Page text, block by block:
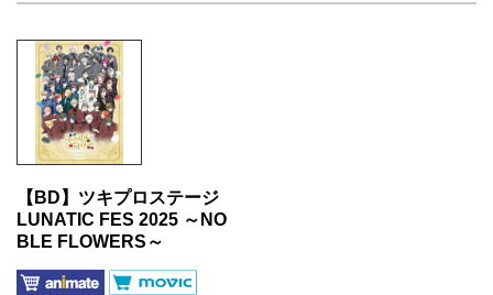
【BD】ツキプロステージ
LUNATIC FES 2025 ～NO
BLE FLOWERS～